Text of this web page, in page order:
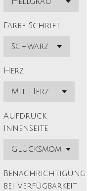
Farbe Schrift
Herz
Aufdruck
Innenseite
Benachrichtigung
bei Verfügbarkeit